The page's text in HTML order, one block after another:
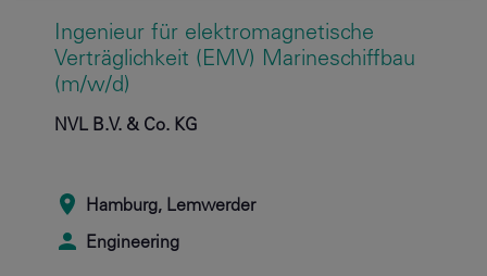
Ingenieur für elektromagnetische
Verträglichkeit (EMV) Marineschiffbau
(m/w/d)
NVL B.V. & Co. KG
Hamburg, Lemwerder
Engineering